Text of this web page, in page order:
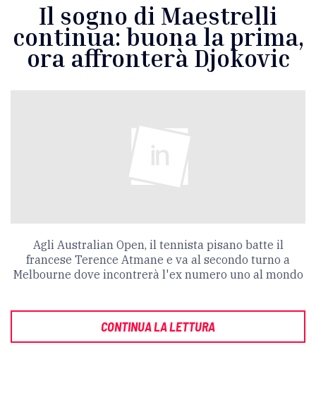
Il sogno di Maestrelli
continua: buona la prima,
ora affronterà Djokovic
Agli Australian Open, il tennista pisano batte il
francese Terence Atmane e va al secondo turno a
Melbourne dove incontrerà l'ex numero uno al mondo
CONTINUA LA LETTURA